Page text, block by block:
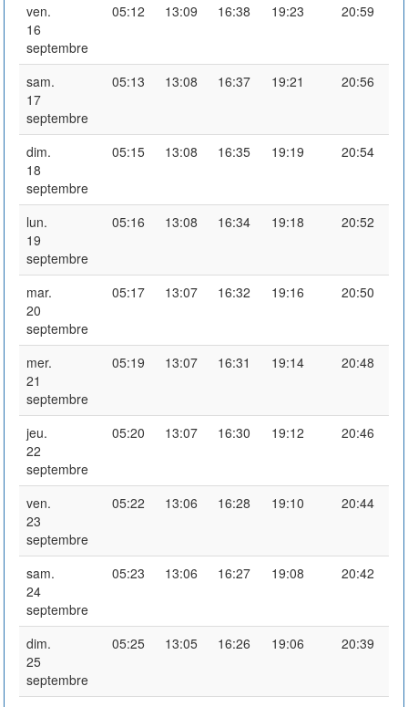
ven.
16
septembre
05:12 13:09 16:38 19:23 20:59
sam.
17
septembre
05:13 13:08 16:37 19:21 20:56
dim.
18
septembre
05:15 13:08 16:35 19:19 20:54
lun.
19
septembre
05:16 13:08 16:34 19:18 20:52
mar.
20
septembre
05:17 13:07 16:32 19:16 20:50
mer.
21
septembre
05:19 13:07 16:31 19:14 20:48
jeu.
22
septembre
05:20 13:07 16:30 19:12 20:46
ven.
23
septembre
05:22 13:06 16:28 19:10 20:44
sam.
24
septembre
05:23 13:06 16:27 19:08 20:42
dim.
25
septembre
05:25 13:05 16:26 19:06 20:39